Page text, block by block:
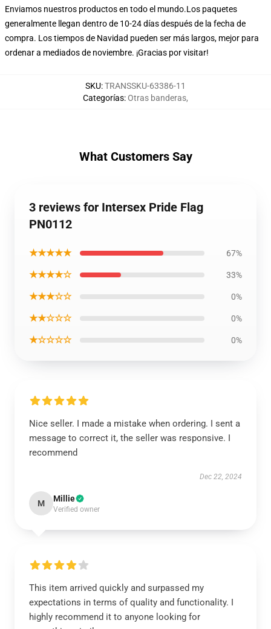
Enviamos nuestros productos en todo el mundo.Los paquetes
generalmente llegan dentro de 10-24 días después de la fecha de
compra. Los tiempos de Navidad pueden ser más largos, mejor para
ordenar a mediados de noviembre. ¡Gracias por visitar!
SKU:TRANSSKU-63386-11
Categorías:Otras banderas,
What Customers Say
3 reviews for Intersex Pride Flag
PN0112
★★★★★ 67%
★★★★☆ 33%
★★★☆☆ 0%
★★☆☆☆ 0%
★☆☆☆☆ 0%
Nice seller. I made a mistake when ordering. I sent a
message to correct it, the seller was responsive. I
recommend
Dec 22, 2024
M Millie
Verified owner
This item arrived quickly and surpassed my
expectations in terms of quality and functionality. I
highly recommend it to anyone looking for